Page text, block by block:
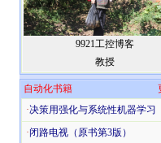
9921工控博客
教授
自动化书籍
·决策用强化与系统性机器学习
·闭路电视（原书第3版）